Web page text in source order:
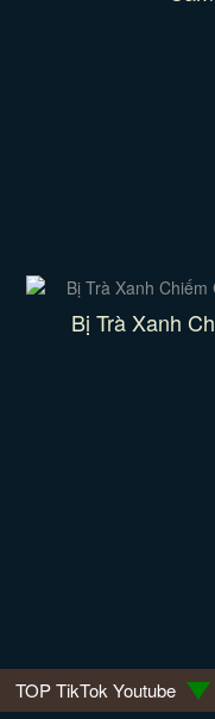
Bị Trà Xanh
TOP TikTok Youtube